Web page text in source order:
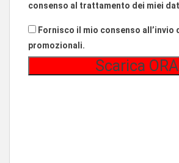
consenso al trattamento dei miei
Fornisco il mio consenso all’invio
promozionali.